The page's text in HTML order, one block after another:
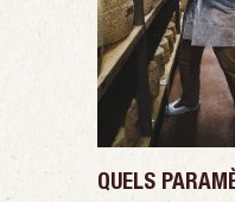
QUELS